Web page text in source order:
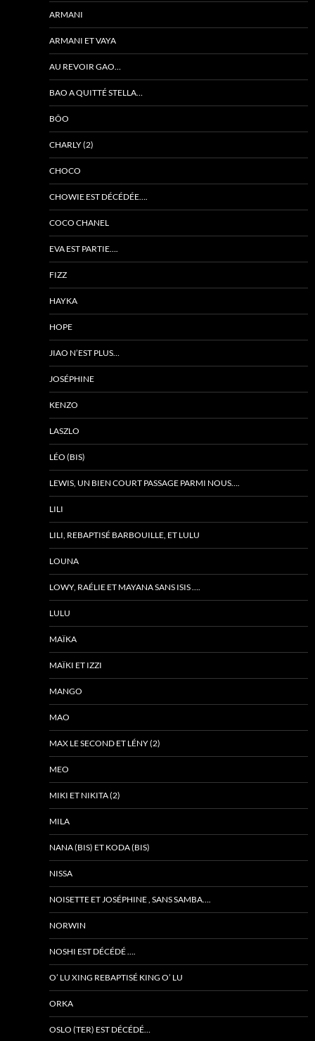
ARMANI
ARMANI ET VAYA
AU REVOIR GAO…
BAO A QUITTÉ STELLA…
BÔO
CHARLY (2)
CHOCO
CHOWIE EST DÉCÉDÉE….
COCO CHANEL
EVA EST PARTIE….
FIZZ
HAYKA
HOPE
JIAO N’EST PLUS…
JOSÉPHINE
KENZO
LASZLO
LÉO (BIS)
LEWIS, UN BIEN COURT PASSAGE PARMI NOUS….
LILI
LILI, REBAPTISÉ BARBOUILLE, ET LULU
LOUNA
LOWY, RAÉLIE ET MAYANA SANS ISIS ….
LULU
MAÏKA
MAÏKI ET IZZI
MANGO
MAO
MAX LE SECOND ET LÉNY (2)
MEO
MIKI ET NIKITA (2)
MILA
NANA (BIS) ET KODA (BIS)
NISSA
NOISETTE ET JOSÉPHINE , SANS SAMBA….
NORWIN
NOSHI EST DÉCÉDÉ ….
O’ LU XING REBAPTISÉ KING O’ LU
ORKA
OSLO (TER) EST DÉCÉDÉ…